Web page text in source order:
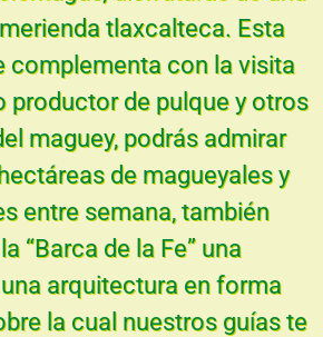
tlaxcalteca. Esta
complementa con la visita
productor de pulque y otros
maguey, podrás admirar
de magueyales y
entre semana, también
“Barca de la Fe” una
arquitectura en forma
la cual nuestros guías te